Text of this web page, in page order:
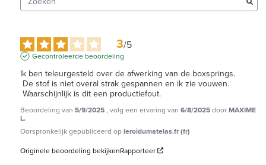
3/5
Gecontroleerde beoordeling
Ik ben teleurgesteld over de afwerking van de boxsprings.
Waarschijnlijk is dit een productiefout.
Beoordeling van 5/9/2025, volg een ervaring van 6/8/2025doorMAXIME
L.
Oorspronkelijk gepubliceerd opleroidumatelas.fr (fr)
Originele beoordeling bekijkenRapporteer